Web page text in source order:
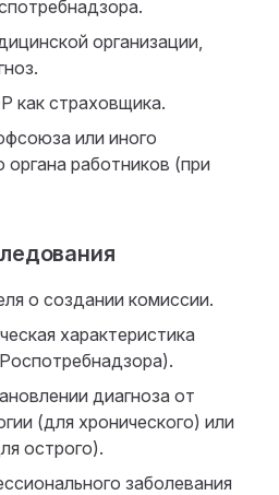
организации,
как страховщика.
или иного
органа работников (при
о создании комиссии.
характеристика
диагноза от
(для хронического) или
острого).
заболевания